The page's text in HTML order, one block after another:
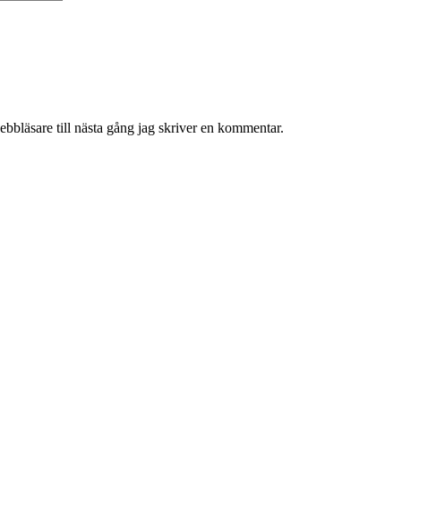
till nästa gång jag skriver en kommentar.